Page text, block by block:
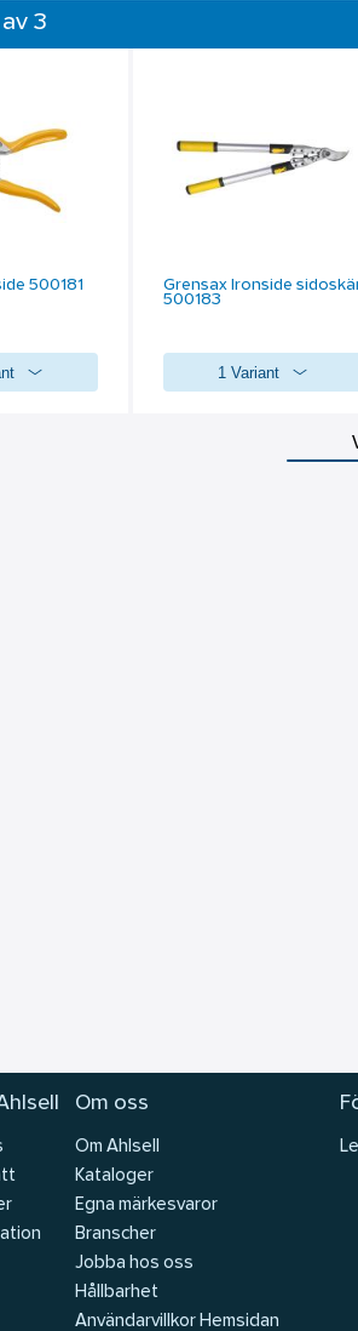
3
500181
Grensax Ironside
500183
1 Variant
Om oss
Om Ahlsell
Kataloger
Egna märkesvaror
Branscher
Jobba hos oss
Hållbarhet
Användarvillkor Hemsidan